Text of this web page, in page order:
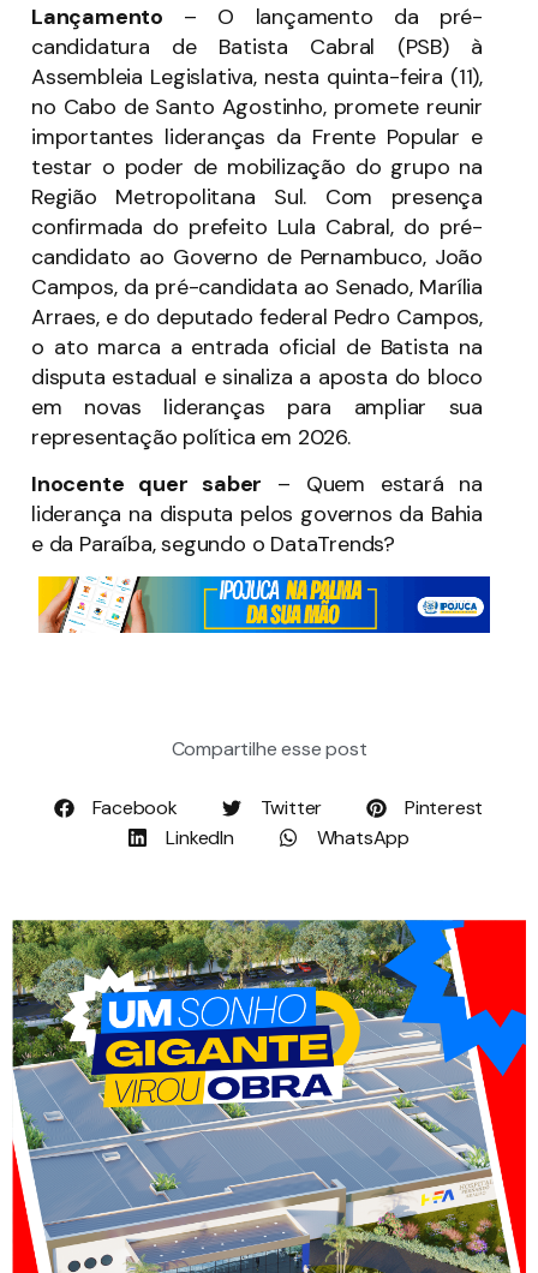
Lançamento – O lançamento da pré-
candidatura de Batista Cabral (PSB) à
Assembleia Legislativa, nesta quinta-feira (11),
no Cabo de Santo Agostinho, promete reunir
importantes lideranças da Frente Popular e
testar o poder de mobilização do grupo na
Região Metropolitana Sul. Com presença
confirmada do prefeito Lula Cabral, do pré-
candidato ao Governo de Pernambuco, João
Campos, da pré-candidata ao Senado, Marília
Arraes, e do deputado federal Pedro Campos,
o ato marca a entrada oficial de Batista na
disputa estadual e sinaliza a aposta do bloco
em novas lideranças para ampliar sua
representação política em 2026.
Inocente quer saber – Quem estará na
liderança na disputa pelos governos da Bahia
e da Paraíba, segundo o DataTrends?
Compartilhe esse post
Facebook Twitter
Pinterest
LinkedIn
WhatsApp